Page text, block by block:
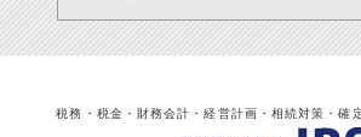
税務・税金・財務会計・経営計画・相続対策・確